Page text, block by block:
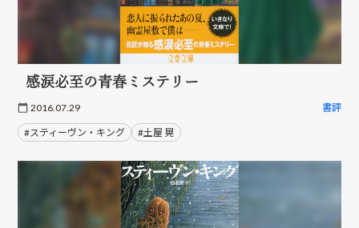
感涙必至の青春ミステリー
2016.07.29 書評
#スティーヴン・キング #土屋 晃